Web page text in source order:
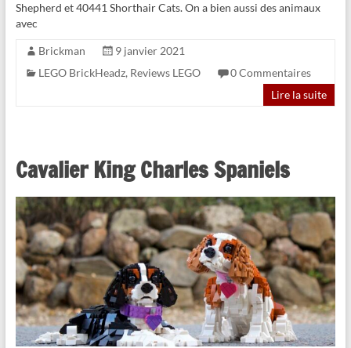
Shepherd et 40441 Shorthair Cats. On a bien aussi des animaux
avec
Brickman
9 janvier 2021
LEGO BrickHeadz, Reviews LEGO
0 Commentaires
Lire la suite
Cavalier King Charles Spaniels